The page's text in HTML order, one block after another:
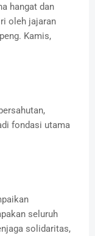
hangat dan
oleh jajaran
Kamis,
fondasi utama
seluruh
solidaritas,